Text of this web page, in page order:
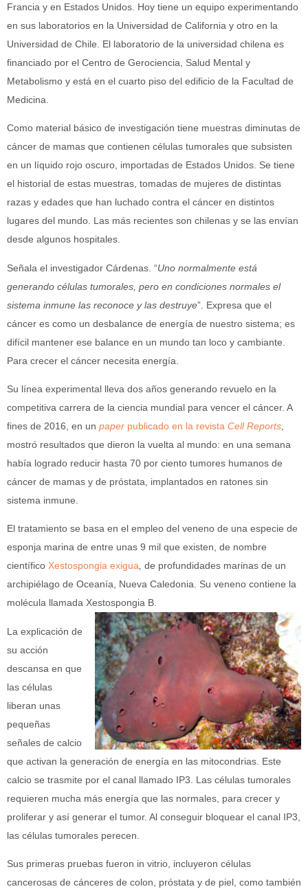
Francia y en Estados Unidos. Hoy tiene un equipo experimentando
en sus laboratorios en la Universidad de California y otro en la
Universidad de Chile. El laboratorio de la universidad chilena es
financiado por el Centro de Gerociencia, Salud Mental y
Metabolismo y está en el cuarto piso del edificio de la Facultad de
Medicina.
Como material básico de investigación tiene muestras diminutas de
cáncer de mamas que contienen células tumorales que subsisten
en un líquido rojo oscuro, importadas de Estados Unidos. Se tiene
el historial de estas muestras, tomadas de mujeres de distintas
razas y edades que han luchado contra el cáncer en distintos
lugares del mundo. Las más recientes son chilenas y se las envían
desde algunos hospitales.
Señala el investigador Cárdenas. “Uno normalmente está
generando células tumorales, pero en condiciones normales el
sistema inmune las reconoce y las destruye”. Expresa que el
cáncer es como un desbalance de energía de nuestro sistema; es
difícil mantener ese balance en un mundo tan loco y cambiante.
Para crecer el cáncer necesita energía.
Su línea experimental lleva dos años generando revuelo en la
competitiva carrera de la ciencia mundial para vencer el cáncer. A
fines de 2016, en un paper publicado en la revista Cell Reports
mostró resultados que dieron la vuelta al mundo: en una semana
había logrado reducir hasta 70 por ciento tumores humanos de
cáncer de mamas y de próstata, implantados en ratones sin
sistema inmune.
El tratamiento se basa en el empleo del veneno de una especie de
esponja marina de entre unas 9 mil que existen, de nombre
científico Xestospongia exigua, de profundidades marinas de un
archipiélago de Oceanía, Nueva Caledonia. Su veneno contiene la
molécula llamada Xestospongia B.
La explicación de
su acción
descansa en que
las células
liberan unas
pequeñas
señales de calcio
que activan la generación de energía en las mitocondrias. Este
calcio se trasmite por el canal llamado IP3. Las células tumorales
requieren mucha más energía que las normales, para crecer y
proliferar y así generar el tumor. Al conseguir bloquear el canal IP3,
las células tumorales perecen.
Sus primeras pruebas fueron in vitrio, incluyeron células
cancerosas de cánceres de colon, próstata y de piel, como también